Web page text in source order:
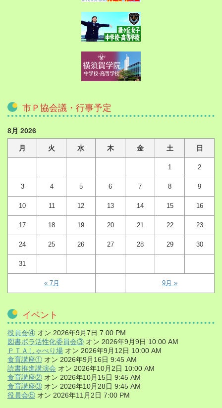
市Ｐ協会議・行事予定
8月 2026
月 火 水 木 金 土 日
1 2
3 4 5 6 7 8 9
10 11 12 13 14 15 16
17 18 19 20 21 22 23
24 25 26 27 28 29 30
31
« 7月 9月 »
イベント
役員会④ オン 2026年9月7日 7:00 PM
図書ボラ活性化委員会③ オン 2026年9月9日 10:00 AM
ＰＴＡしゃべり場 オン 2026年9月12日 10:00 AM
食育講座① オン 2026年9月16日 9:45 AM
読書推進講演会 オン 2026年10月2日 10:00 AM
食育講座② オン 2026年10月15日 9:45 AM
食育講座③ オン 2026年10月28日 9:45 AM
役員会⑤ オン 2026年11月2日 7:00 PM